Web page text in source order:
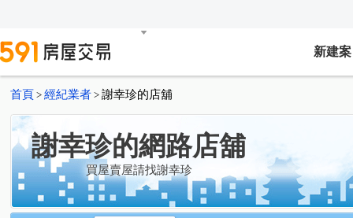
新建案
首頁 > 經紀業者 > 謝幸珍的店舖
謝幸珍的網路店舖
買屋賣屋請找謝幸珍